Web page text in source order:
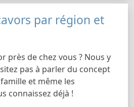
par région et
près de chez vous ? Nous y
pas à parler du concept
et même les
connaissez déjà !